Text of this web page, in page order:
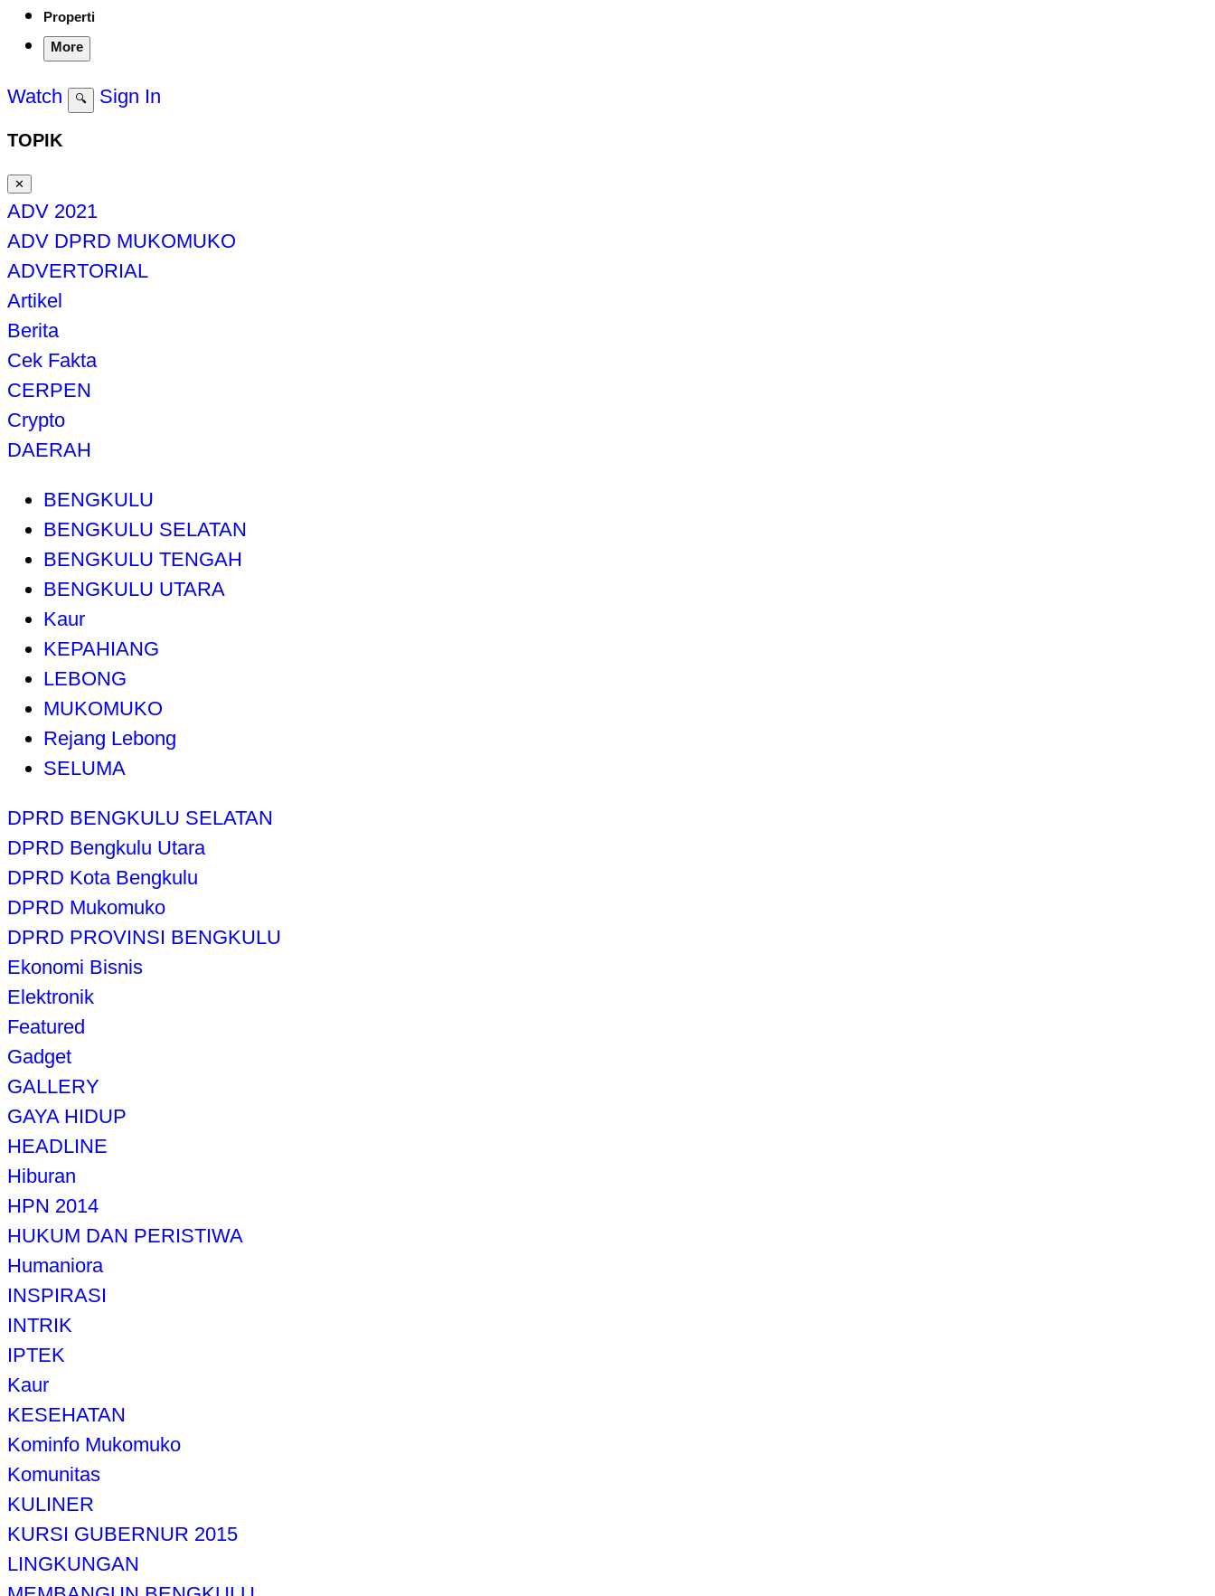
Properti
More
Watch 🔍 Sign In
TOPIK
✕
ADV 2021
ADV DPRD MUKOMUKO
ADVERTORIAL
Artikel
Berita
Cek Fakta
CERPEN
Crypto
DAERAH
BENGKULU
BENGKULU SELATAN
BENGKULU TENGAH
BENGKULU UTARA
Kaur
KEPAHIANG
LEBONG
MUKOMUKO
Rejang Lebong
SELUMA
DPRD BENGKULU SELATAN
DPRD Bengkulu Utara
DPRD Kota Bengkulu
DPRD Mukomuko
DPRD PROVINSI BENGKULU
Ekonomi Bisnis
Elektronik
Featured
Gadget
GALLERY
GAYA HIDUP
HEADLINE
Hiburan
HPN 2014
HUKUM DAN PERISTIWA
Humaniora
INSPIRASI
INTRIK
IPTEK
Kaur
KESEHATAN
Kominfo Mukomuko
Komunitas
KULINER
KURSI GUBERNUR 2015
LINGKUNGAN